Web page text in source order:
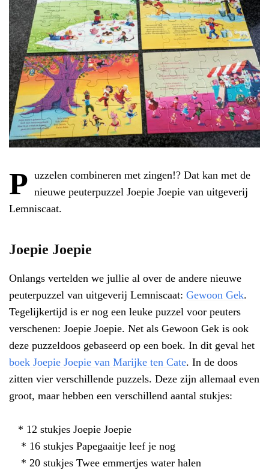
P uzzelen combineren met zingen!? Dat kan met de
nieuwe peuterpuzzel Joepie Joepie van uitgeverij
Lemniscaat.
Joepie Joepie
Onlangs vertelden we jullie al over de andere nieuwe
peuterpuzzel van uitgeverij Lemniscaat: Gewoon Gek.
Tegelijkertijd is er nog een leuke puzzel voor peuters
verschenen: Joepie Joepie. Net als Gewoon Gek is ook
deze puzzeldoos gebaseerd op een boek. In dit geval het
boek Joepie Joepie van Marijke ten Cate. In de doos
zitten vier verschillende puzzels. Deze zijn allemaal even
groot, maar hebben een verschillend aantal stukjes:
* 12 stukjes Joepie Joepie
* 16 stukjes Papegaaitje leef je nog
* 20 stukjes Twee emmertjes water halen